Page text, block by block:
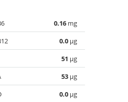
0.16 mg
0.0 µg
51 µg
53 µg
0.0 µg